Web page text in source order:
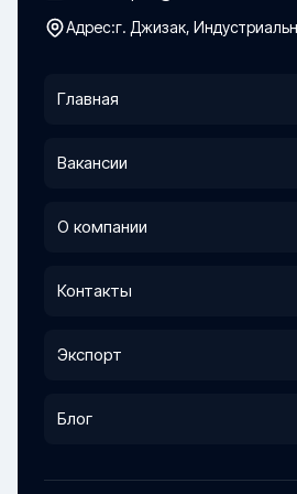
Адрес:г. Джизак,
Главная
Вакансии
О компании
Контакты
Экспорт
Блог